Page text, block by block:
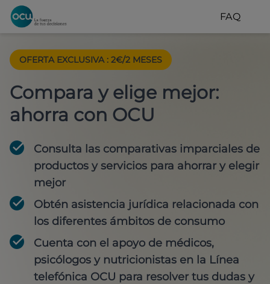
FAQ
OFERTA EXCLUSIVA : 2€/2 MESES
Compara y elige mejor:
ahorra con OCU
Consulta las comparativas imparciales de
productos y servicios para ahorrar y elegir
mejor
Obtén asistencia jurídica relacionada con
los diferentes ámbitos de consumo
Cuenta con el apoyo de médicos,
psicólogos y nutricionistas en la Línea
telefónica OCU para resolver tus dudas y